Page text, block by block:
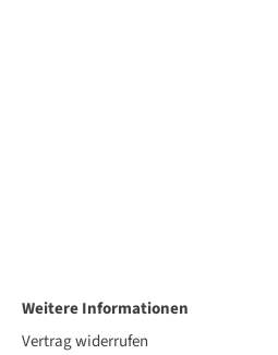
Weitere Informationen
Vertrag widerrufen